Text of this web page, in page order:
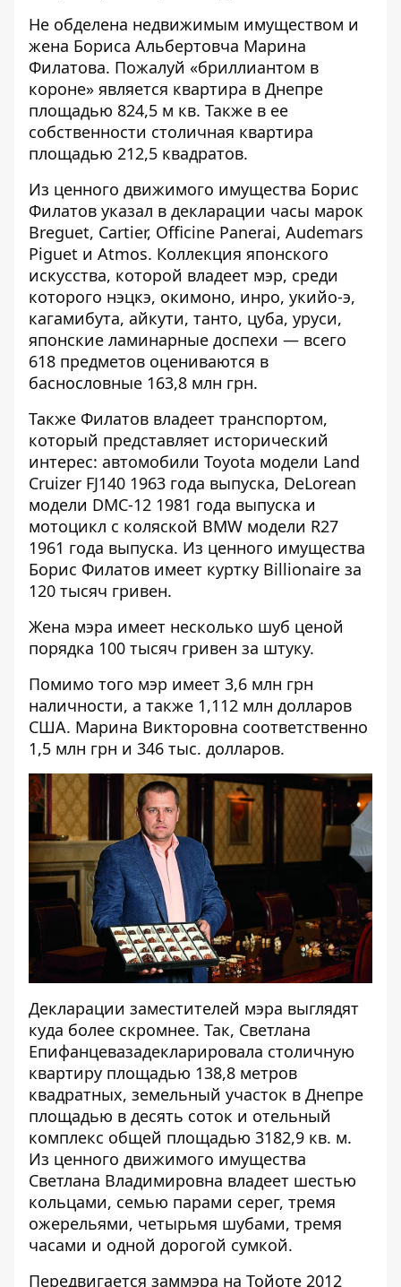
Не обделена недвижимым имуществом и
жена Бориса Альбертовча Марина
Филатова. Пожалуй «бриллиантом в
короне» является квартира в Днепре
площадью 824,5 м кв. Также в ее
собственности столичная квартира
площадью 212,5 квадратов.
Из ценного движимого имущества Борис
Филатов указал в декларации часы марок
Breguet, Cartier, Officine Panerai, Audemars
Piguet и Atmos. Коллекция японского
искусства, которой владеет мэр, среди
которого нэцкэ, окимоно, инро, укийо-э,
кагамибута, айкути, танто, цуба, уруси,
японские ламинарные доспехи — всего
618 предметов оцениваются в
баснословные 163,8 млн грн.
Также Филатов владеет транспортом,
который представляет исторический
интерес: автомобили Toyota модели Land
Cruizer FJ140 1963 года выпуска, DeLorean
модели DMC-12 1981 года выпуска и
мотоцикл с коляской BMW модели R27
1961 года выпуска. Из ценного имущества
Борис Филатов имеет куртку Billionaire за
120 тысяч гривен.
Жена мэра имеет несколько шуб ценой
порядка 100 тысяч гривен за штуку.
Помимо того мэр имеет 3,6 млн грн
наличности, а также 1,112 млн долларов
США. Марина Викторовна соответственно
1,5 млн грн и 346 тыс. долларов.
Декларации заместителей мэра выглядят
куда более скромнее. Так, Светлана
Епифанцевазадекларировала столичную
квартиру площадью 138,8 метров
квадратных, земельный участок в Днепре
площадью в десять соток и отельный
комплекс общей площадью 3182,9 кв. м.
Из ценного движимого имущества
Светлана Владимировна владеет шестью
кольцами, семью парами серег, тремя
ожерельями, четырьмя шубами, тремя
часами и одной дорогой сумкой.
Передвигается заммэра на Тойоте 2012